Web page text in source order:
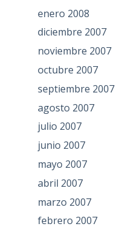
enero 2008
diciembre 2007
noviembre 2007
octubre 2007
septiembre 2007
agosto 2007
julio 2007
junio 2007
mayo 2007
abril 2007
marzo 2007
febrero 2007